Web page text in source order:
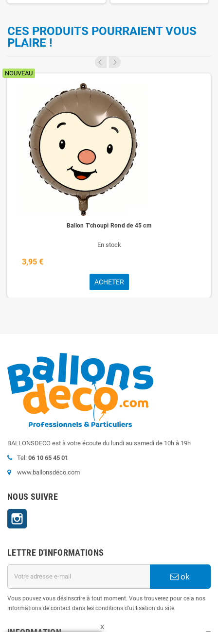
CES PRODUITS POURRAIENT VOUS
PLAIRE !
NOUVEAU
Ballon T'choupi Rond de 45 cm
En stock
3,95 €
ACHETER
BALLONSDECO est à votre écoute du lundi au samedi de 10h à 19h
Tel: 06 10 65 45 01
www.ballonsdeco.com
NOUS SUIVRE
LETTRE D'INFORMATIONS
ok
Vous pouvez vous désinscrire à tout moment. Vous trouverez pour cela nos
informations de contact dans les conditions d'utilisation du site.
X